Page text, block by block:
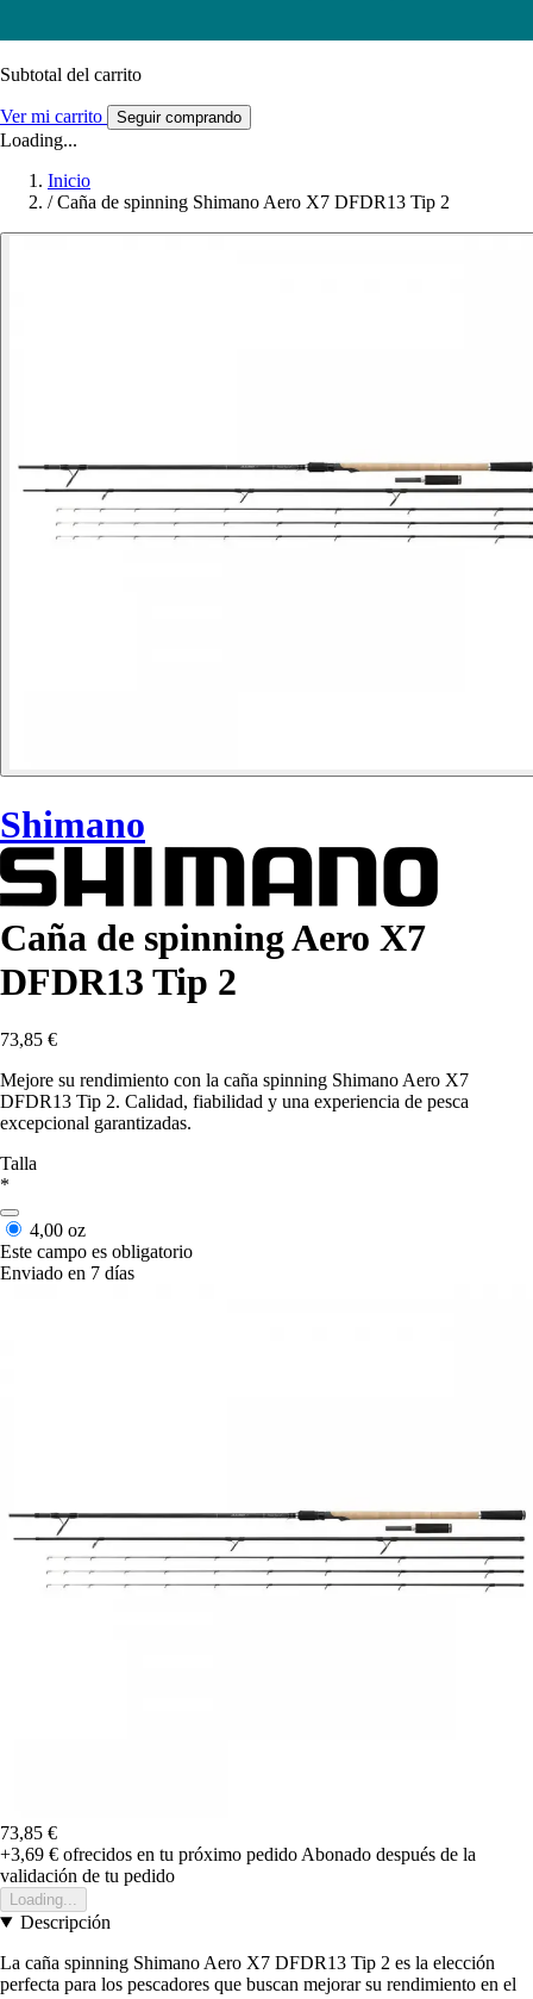
Subtotal del carrito
Ver mi carrito Seguir comprando
Loading...
Inicio
/ Caña de spinning Shimano Aero X7 DFDR13 Tip 2
Shimano
Caña de spinning Aero X7
DFDR13 Tip 2
73,85 €
Mejore su rendimiento con la caña spinning Shimano Aero X7
DFDR13 Tip 2. Calidad, fiabilidad y una experiencia de pesca
excepcional garantizadas.
Talla
*
4,00 oz
Este campo es obligatorio
Enviado en 7 días
73,85 €
+3,69 € ofrecidos en tu próximo pedido Abonado después de la
validación de tu pedido
Loading...
Descripción
La caña spinning Shimano Aero X7 DFDR13 Tip 2 es la elección
perfecta para los pescadores que buscan mejorar su rendimiento en el